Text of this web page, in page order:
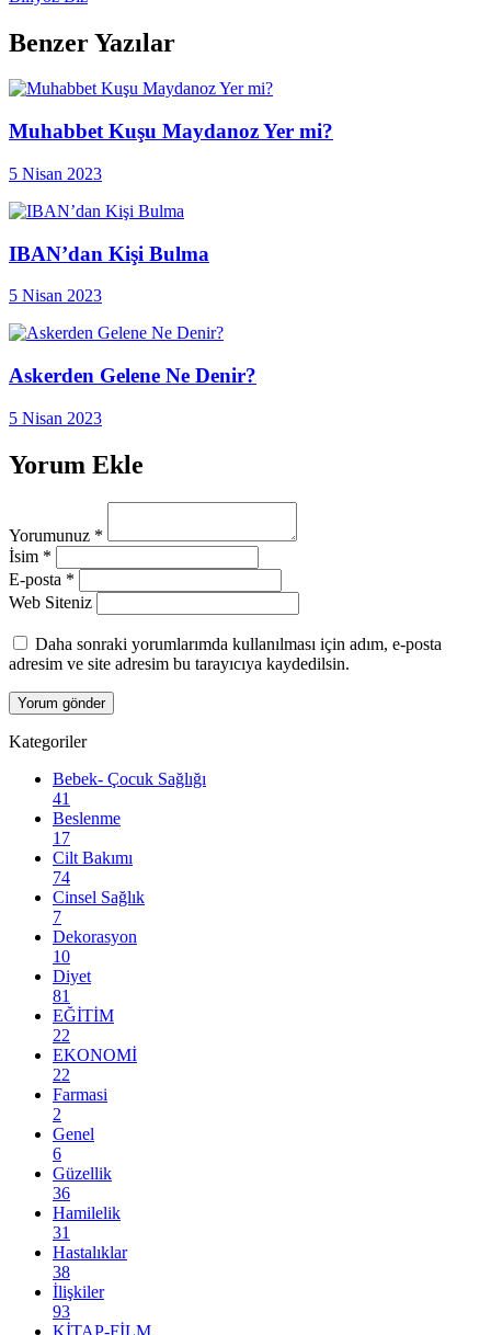
Benzer Yazılar
Muhabbet Kuşu Maydanoz Yer mi?
5 Nisan 2023
IBAN’dan Kişi Bulma
5 Nisan 2023
Askerden Gelene Ne Denir?
5 Nisan 2023
Yorum Ekle
Yorumunuz *
İsim *
E-posta *
Web Siteniz
Daha sonraki yorumlarımda kullanılması için adım, e-posta
adresim ve site adresim bu tarayıcıya kaydedilsin.
Kategoriler
Bebek- Çocuk Sağlığı
41
Beslenme
17
Cilt Bakımı
74
Cinsel Sağlık
7
Dekorasyon
10
Diyet
81
EĞİTİM
22
EKONOMİ
22
Farmasi
2
Genel
6
Güzellik
36
Hamilelik
31
Hastalıklar
38
İlişkiler
93
KİTAP-FİLM